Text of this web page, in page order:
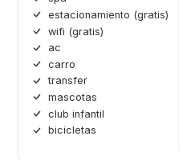
estacionamiento (gratis)
wifi (gratis)
ac
carro
transfer
mascotas
club infantil
bicicletas